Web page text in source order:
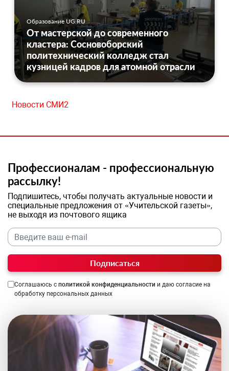
Образование UG.RU
От мастерской до современного
кластера: Сосновоборский
политехнический колледж стал
кузницей кадров для атомной отрасли
Новости СМИ2
Профессионалам - профессиональную
рассылку!
Подпишитесь, чтобы получать актуальные новости и
специальные предложения от «Учительской газеты»,
не выходя из почтового ящика
Подписаться
Соглашаюсь с политикой конфиденциальности и даю согласие на
обработку персональных данных